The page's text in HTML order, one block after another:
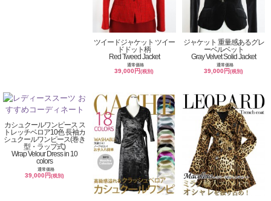
ツイードジャケット ツイー
ドドット柄
Red Tweed Jacket
通常価格
39,000円(税別)
ジャケット 重量感あるグレ
ーベルベット
Gray Velvet Solid Jacket
通常価格
39,000円(税別)
カシュクールワンピース ス
トレッチベロア10色 長袖カ
シュクールワンピース(巻き
型・ラップ式)
Wrap Velour Dress in 10
colors
通常価格
39,000円(税別)